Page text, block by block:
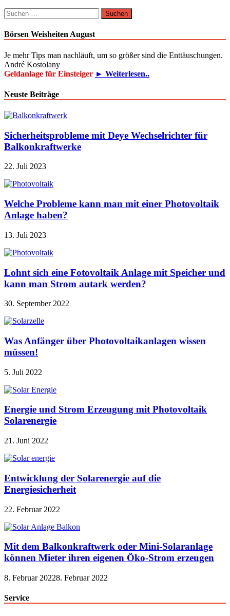
Suchen
nach:
Börsen Weisheiten August
Je mehr Tips man nachläuft, um so größer sind die Enttäuschungen.
André Kostolany
Geldanlage für Einsteiger ► Weiterlesen..
Neuste Beiträge
Sicherheitsprobleme mit Deye Wechselrichter für
Balkonkraftwerke
22. Juli 2023
Welche Probleme kann man mit einer Photovoltaik
Anlage haben?
13. Juli 2023
Lohnt sich eine Fotovoltaik Anlage mit Speicher und
kann man Strom autark werden?
30. September 2022
Was Anfänger über Photovoltaikanlagen wissen
müssen!
5. Juli 2022
Energie und Strom Erzeugung mit Photovoltaik
Solarenergie
21. Juni 2022
Entwicklung der Solarenergie auf die
Energiesicherheit
22. Februar 2022
Mit dem Balkonkraftwerk oder Mini-Solaranlage
können Mieter ihren eigenen Öko-Strom erzeugen
8. Februar 20228. Februar 2022
Service